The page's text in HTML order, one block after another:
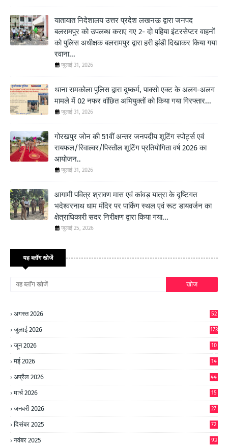
यातायात निदेशालय उत्तर प्रदेश लखनऊ द्वारा जनपद
बलरामपुर को उपलब्ध कराए गए 2- दो पहिया इंटरसेप्टर वाहनों
को पुलिस अधीक्षक बलरामपुर द्वारा हरी झंडी दिखाकर किया गया
रवाना...
जुलाई 31, 2026
थाना रामकोला पुलिस द्वारा दुष्कर्म, पाक्सो एक्ट के अलग-अलग
मामले में 02 नफर वांछित अभियुक्तों को किया गया गिरफ्तार...
जुलाई 31, 2026
गोरखपुर जोन की 51वीं अन्तर जनपदीय शूटिंग स्पोर्ट्स एवं
रायफल/रिवाल्वर/पिस्तौल शूटिंग प्रतियोगिता वर्ष 2026 का
आयोजन..
जुलाई 31, 2026
आगामी पवित्र श्रावण मास एवं कांवड़ यात्रा के दृष्टिगत
भदेश्वरनाथ धाम मंदिर पर पार्किंग स्थल एवं रूट डायवर्जन का
क्षेत्राधिकारी सदर निरीक्षण द्वारा किया गया...
जुलाई 25, 2026
यह ब्लॉग खोजें
अगस्त 2026 52
जुलाई 2026 173
जून 2026
10
मई 2026
14
अप्रैल 2026 44
मार्च 2026 15
जनवरी 2026 27
दिसंबर 2025 72
नवंबर 2025 93